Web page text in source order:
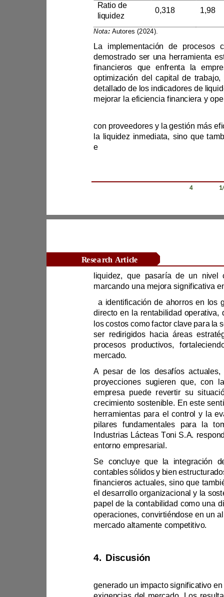
Revista Científica Zambos / Vol. 04 1
Ratio de
liquidez
0,318 1,98
Nota: Autores (2024)
optimización del capital de
e
Research Article
L
mercado.
crecimiento sostenibl
Industrias Lácteas Toni S.A. respo
entorno empresarial.
S
el desarr
mer cado altamente competitivo.
4. Discusión